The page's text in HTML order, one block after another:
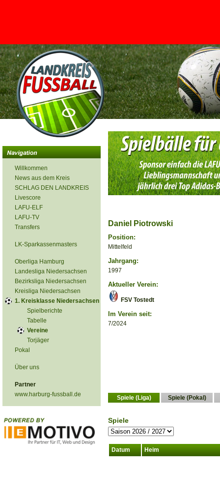
<
Willkommen
News aus dem Kreis
SCHLAG DEN LANDKREIS
Livescore
LAFU-ELF
LAFU-TV
Transfers
LK-Sparkassenmasters
Oberliga Hamburg
Landesliga Niedersachsen
Bezirksliga Niedersachsen
Kreisliga Niedersachsen
1. Kreisklasse Niedersachsen
Spielberichte
Tabelle
Vereine
Torjäger
Pokal
Über uns
Partner
www.harburg-fussball.de
Daniel Piotrowski
Position:
Mittelfeld
Jahrgang:
1997
Aktueller Verein:
FSV Tostedt
Im Verein seit:
7/2024
Spiele (Liga) Spiele (Pokal)
Spiele
Datum Heim